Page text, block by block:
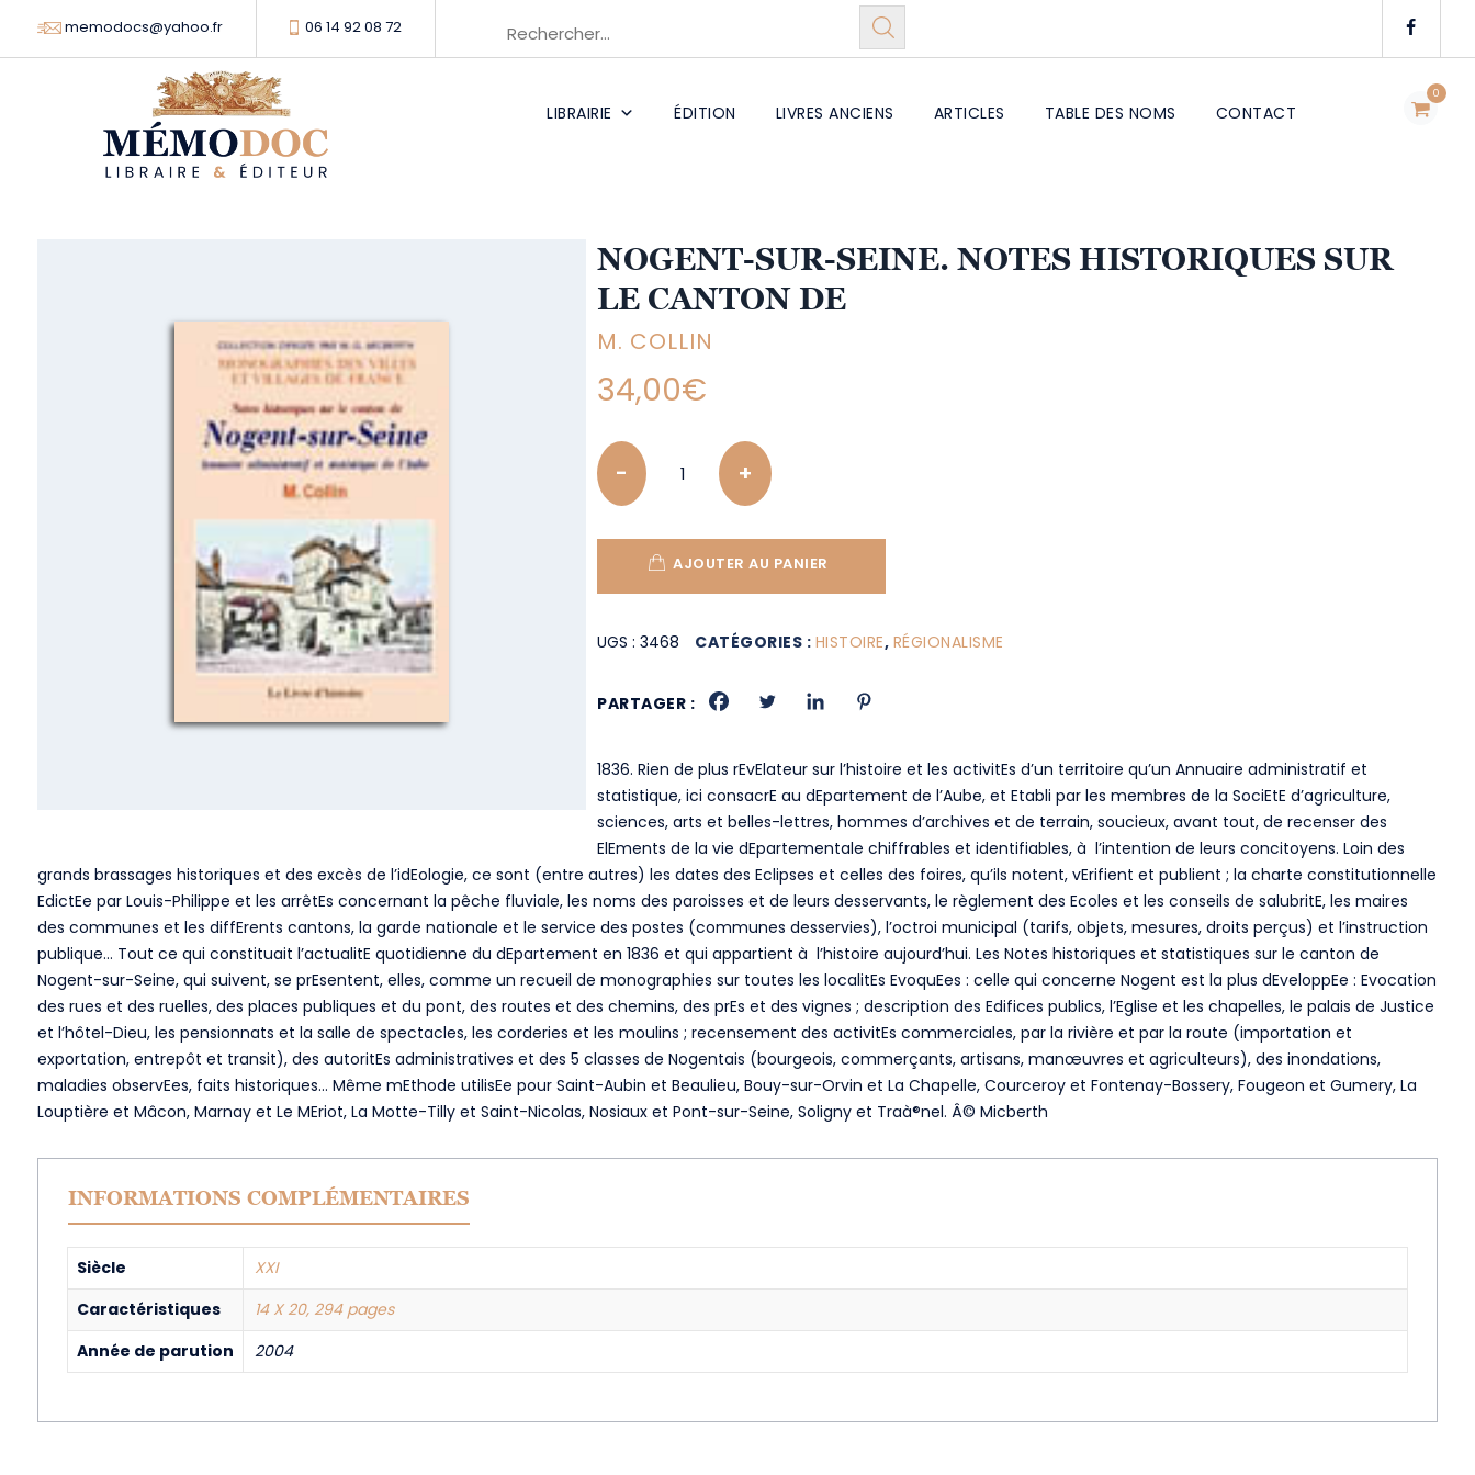
memodocs@yahoo.fr 06 14 92 08 72
0
LIBRAIRIE ÉDITION LIVRES ANCIENS ARTICLES TABLE DES NOMS CONTACT
NOGENT-SUR-SEINE. NOTES HISTORIQUES SUR
LE CANTON DE
M. COLLIN
34,00€
Quantity
AJOUTER AU PANIER
UGS :3468 CATÉGORIES : HISTOIRE, RÉGIONALISME
PARTAGER :
1836. Rien de plus rEvElateur sur l’histoire et les activitEs d’un territoire qu’un Annuaire administratif et
statistique, ici consacrE au dEpartement de l’Aube, et Etabli par les membres de la SociEtE d’agriculture,
sciences, arts et belles-lettres, hommes d’archives et de terrain, soucieux, avant tout, de recenser des
ElEments de la vie dEpartementale chiffrables et identifiables, à l’intention de leurs concitoyens. Loin des
grands brassages historiques et des excès de l’idEologie, ce sont (entre autres) les dates des Eclipses et celles des foires, qu’ils notent, vErifient et publient ; la charte constitutionnelle
EdictEe par Louis-Philippe et les arrêtEs concernant la pêche fluviale, les noms des paroisses et de leurs desservants, le règlement des Ecoles et les conseils de salubritE, les maires
des communes et les diffErents cantons, la garde nationale et le service des postes (communes desservies), l’octroi municipal (tarifs, objets, mesures, droits perçus) et l’instruction
publique… Tout ce qui constituait l’actualitE quotidienne du dEpartement en 1836 et qui appartient à l’histoire aujourd’hui. Les Notes historiques et statistiques sur le canton de
Nogent-sur-Seine, qui suivent, se prEsentent, elles, comme un recueil de monographies sur toutes les localitEs EvoquEes : celle qui concerne Nogent est la plus dEveloppEe : Evocation
des rues et des ruelles, des places publiques et du pont, des routes et des chemins, des prEs et des vignes ; description des Edifices publics, l’Eglise et les chapelles, le palais de Justice
et l’hôtel-Dieu, les pensionnats et la salle de spectacles, les corderies et les moulins ; recensement des activitEs commerciales, par la rivière et par la route (importation et
exportation, entrepôt et transit), des autoritEs administratives et des 5 classes de Nogentais (bourgeois, commerçants, artisans, manœuvres et agriculteurs), des inondations,
maladies observEes, faits historiques… Même mEthode utilisEe pour Saint-Aubin et Beaulieu, Bouy-sur-Orvin et La Chapelle, Courceroy et Fontenay-Bossery, Fougeon et Gumery, La
Louptière et Mâcon, Marnay et Le MEriot, La Motte-Tilly et Saint-Nicolas, Nosiaux et Pont-sur-Seine, Soligny et Traà®nel. Â© Micberth
INFORMATIONS COMPLÉMENTAIRES
Siècle
XXI
Caractéristiques
14 X 20, 294 pages
Année de parution
2004